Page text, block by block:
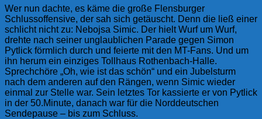
Wer nun dachte, es käme die große Flensburger
Schlussoffensive, der sah sich getäuscht. Denn die ließ einer
schlicht nicht zu: Nebojsa Simic. Der hielt Wurf um Wurf,
drehte nach seiner unglaublichen Parade gegen Simon
Pytlick förmlich durch und feierte mit den MT-Fans. Und um
ihn herum ein einziges Tollhaus Rothenbach-Halle.
Sprechchöre „Oh, wie ist das schön“ und ein Jubelsturm
nach dem anderen auf den Rängen, wenn Simic wieder
einmal zur Stelle war. Sein letztes Tor kassierte er von Pytlick
in der 50.Minute, danach war für die Norddeutschen
Sendepause – bis zum Schluss.